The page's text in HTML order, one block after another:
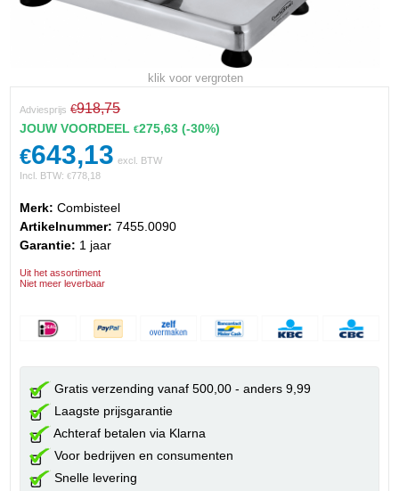
klik voor vergroten
Adviesprijs €918,75
JOUW VOORDEEL€275,63 (-30%)
€643,13 excl. BTW
Incl. BTW:€778,18
Merk: Combisteel
Artikelnummer: 7455.0090
Garantie: 1 jaar
Uit het assortiment
Niet meer leverbaar
Gratis verzending vanaf 500,00 - anders 9,99
Laagste prijsgarantie
Achteraf betalen via Klarna
Voor bedrijven en consumenten
Snelle levering